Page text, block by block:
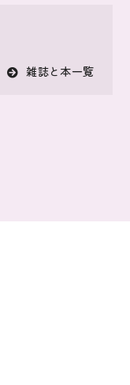
雑誌と本一覧